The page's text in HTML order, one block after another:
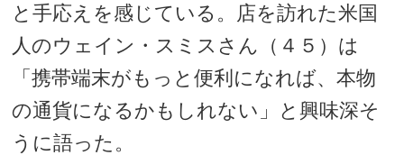
と手応えを感じている。店を訪れた米国
人のウェイン・スミスさん（４５）は
「携帯端末がもっと便利になれば、本物
の通貨になるかもしれない」と興味深そ
うに語った。